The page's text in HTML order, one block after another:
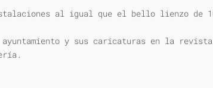
al igual que el bello lienzo de
y sus caricaturas en la revista